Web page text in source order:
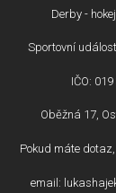
Derby -
Sportovní
IČO:
Oběžná 17,
Pokud máte
email: